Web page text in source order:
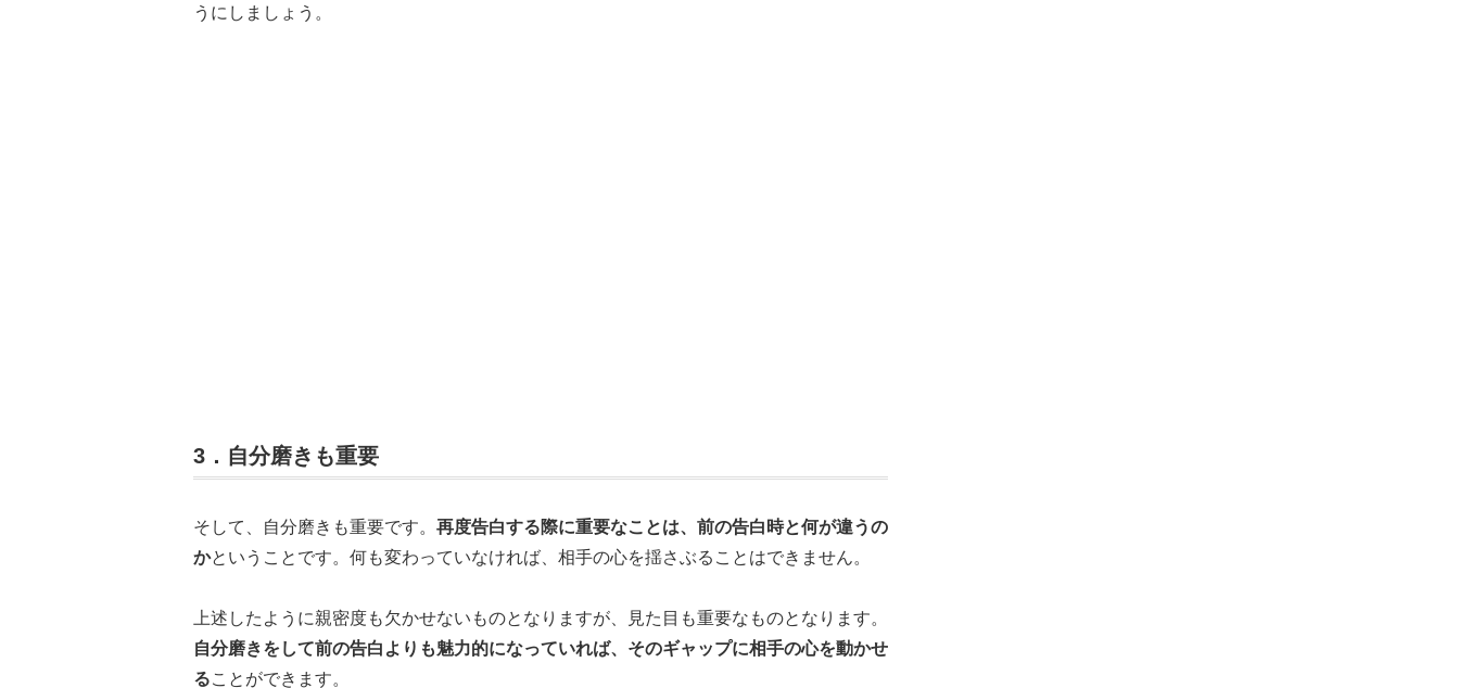
うにしましょう。
3．自分磨きも重要
そして、自分磨きも重要です。 再度告白する際に重要なことは、前の告白時と何が違うの
かということです。何も変わっていなければ、相手の心を揺さぶることはできません。
上述したように親密度も欠かせないものとなりますが、見た目も重要なものとなります。
自分磨きをして前の告白よりも魅力的になっていれば、そのギャップに相手の心を動かせ
ることができます。